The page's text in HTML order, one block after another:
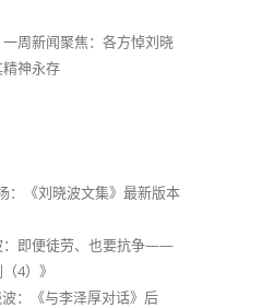
一周新闻聚焦：各方悼刘晓
神永存
：《刘晓波文集》最新版本
：即便徒劳、也要抗争——
4） 》
：《与李泽厚对话》后